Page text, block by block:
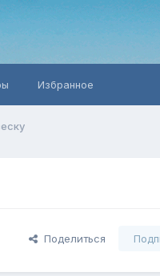
Избранное
Поделиться